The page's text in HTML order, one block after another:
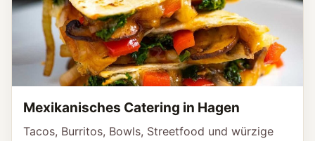
Mexikanisches Catering in Hagen
Tacos, Burritos, Bowls, Streetfood und würzige